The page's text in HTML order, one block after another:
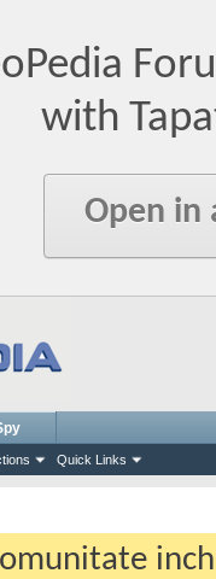
with
Open in
Quick Links